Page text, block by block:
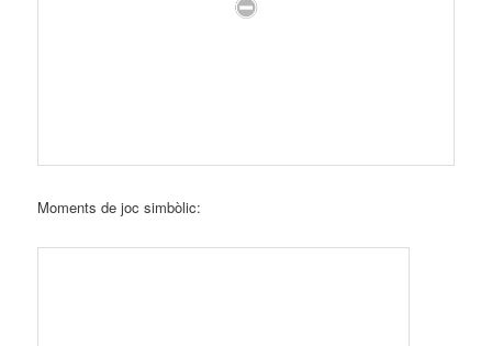
Moments de joc simbòlic: